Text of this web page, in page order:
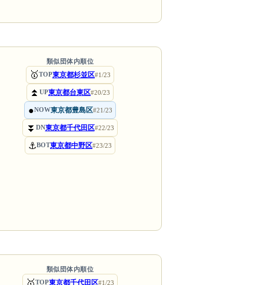
類似団体内順位
🥇TOP東京都杉並区#1/23
⏫ UP東京都台東区#20/23
●NOW東京都豊島区#21/23
⏬ DN東京都千代田区#22/23
⚓BOT東京都中野区#23/23
類似団体内順位
🥇TOP東京都千代田区#1/23